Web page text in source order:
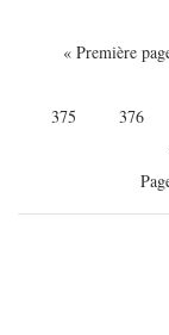
Première
« Première
Page
375 Page
376